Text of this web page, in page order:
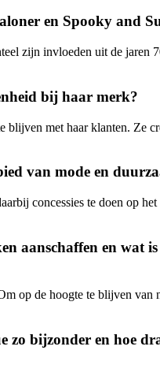
en Spooky and
zijn invloeden uit de jaren
bij haar merk?
met haar klanten. Ze
van mode en
concessies te doen op
aanschaffen en wat
op de hoogte te blijven van
zo bijzonder en hoe